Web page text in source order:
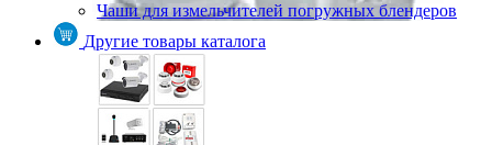
Чаши для измельчителей погружных блендеров
Другие товары каталога